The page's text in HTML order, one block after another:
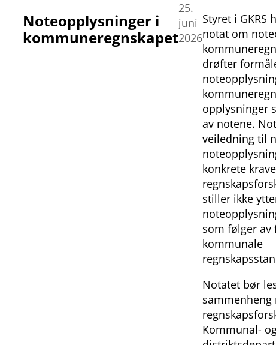
Noteopplysninger i
kommuneregnskapet
25.
juni
2026
Styret i GKRS
notat om
drøfter
opplysninger
av notene.
veiledning til
konkrete
stiller ikke
som følger
kommunale
Notatet bør
Kommunal-